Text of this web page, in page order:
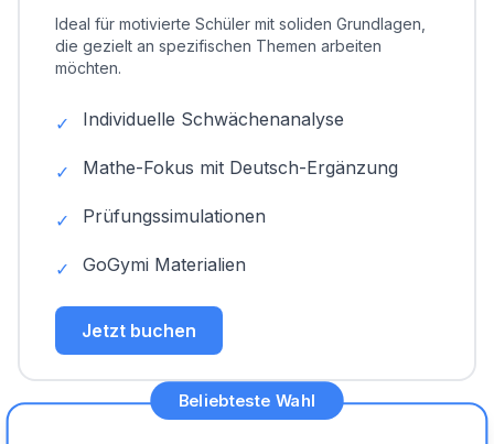
Ideal für motivierte Schüler mit soliden Grundlagen,
die gezielt an spezifischen Themen arbeiten
möchten.
✓ Individuelle Schwächenanalyse
✓ Mathe-Fokus mit Deutsch-Ergänzung
✓ Prüfungssimulationen
✓ GoGymi Materialien
Jetzt buchen
Beliebteste Wahl